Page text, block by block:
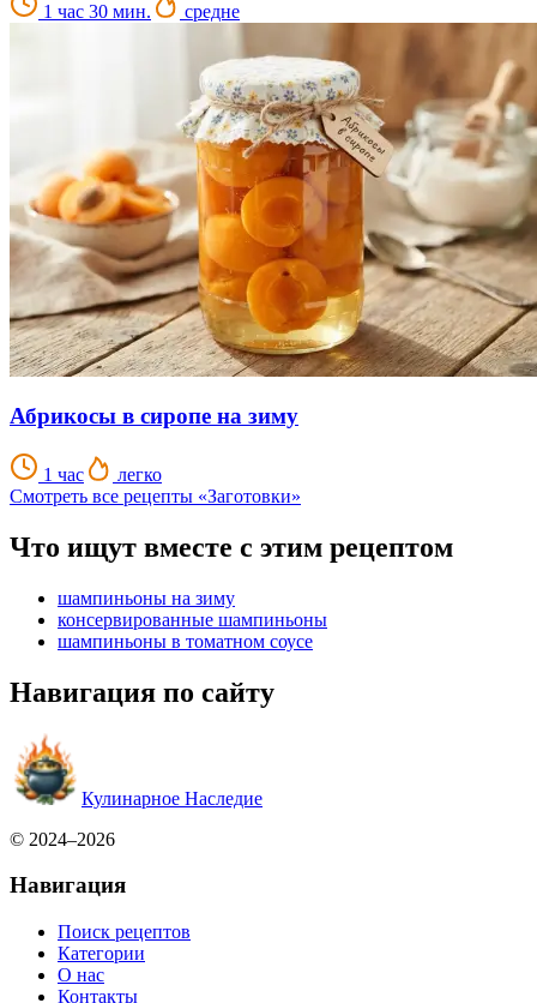
1 час 30 мин. средне
Абрикосы в сиропе на зиму
1 час
легко
Смотреть все рецепты «Заготовки»
Что ищут вместе с этим рецептом
шампиньоны на зиму
консервированные шампиньоны
шампиньоны в томатном соусе
Навигация по сайту
Кулинарное Наследие
© 2024–2026
Навигация
Поиск рецептов
Категории
О нас
Контакты